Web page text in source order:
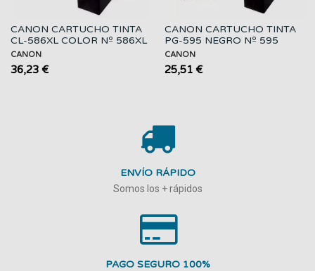
CANON CARTUCHO TINTA
CL-586XL COLOR Nº 586XL
CANON
36,23 €
CANON CARTUCHO TINTA
PG-595 NEGRO Nº 595
CANON
25,51 €
ENVÍO RÁPIDO
Somos los + rápidos
PAGO SEGURO 100%